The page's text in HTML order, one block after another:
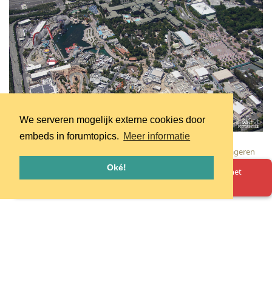
We serveren mogelijk externe cookies door
embeds in forumtopics. Meer informatie
Oké!
Reageren
Oeps! Er is iets misgegaan. Herlaad de pagina en probeer het
opnieuw.